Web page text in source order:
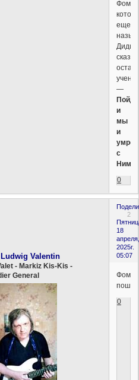
Фома,
еще
сказал
—
и
мы
и
умрем
с
Ним!
0
2
18
апреля,
2025г.
05:07
Ludwig Valentin
- Markiz Kis-Kis -
General
Фома
0